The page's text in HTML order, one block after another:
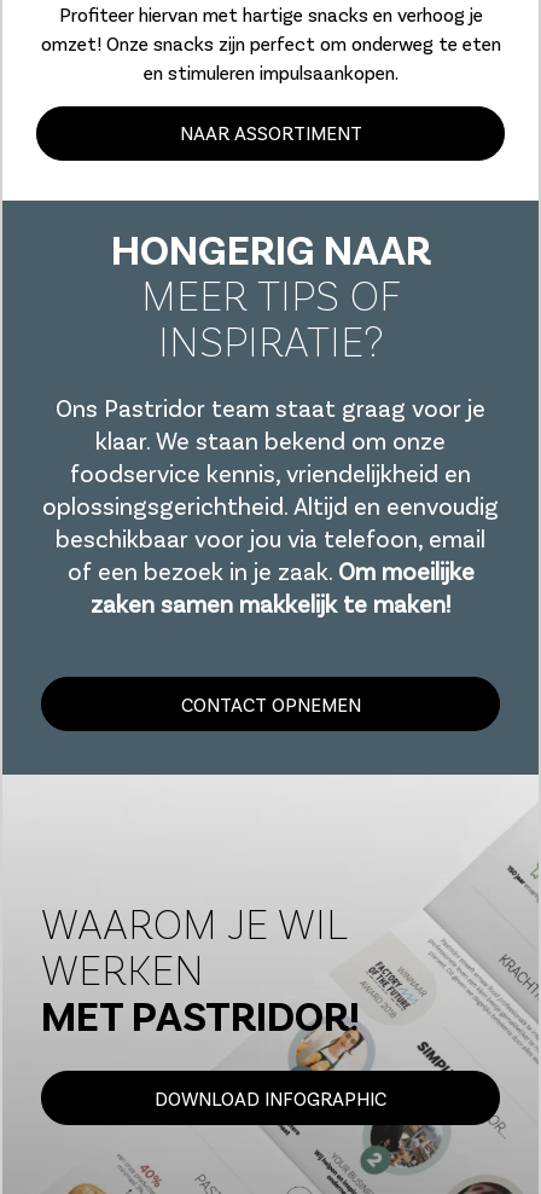
Profiteer hiervan met hartige snacks en verhoog je
omzet! Onze snacks zijn perfect om onderweg te eten
en stimuleren impulsaankopen.
NAAR ASSORTIMENT
HONGERIG NAAR
MEER TIPS OF
INSPIRATIE?
Ons Pastridor team staat graag voor je
klaar. We staan bekend om onze
foodservice kennis, vriendelijkheid en
oplossingsgerichtheid. Altijd en eenvoudig
beschikbaar voor jou via telefoon, email
of een bezoek in je zaak. Om moeilijke
zaken samen makkelijk te maken!
CONTACT OPNEMEN
WAAROM JE WIL
WERKEN
MET PASTRIDOR!
DOWNLOAD INFOGRAPHIC